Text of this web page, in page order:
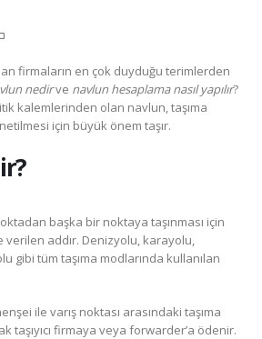
firmaların en çok duyduğu terimlerden
nedirve navlun hesaplama nasıl yapılır?
kalemlerinden olan navlun, taşıma
için büyük önem taşır.
başka bir noktaya taşınması için
verilen addır. Denizyolu, karayolu,
gibi tüm taşıma modlarında kullanılan
ile varış noktası arasındaki taşıma
taşıyıcı firmaya veya forwarder’a ödenir.